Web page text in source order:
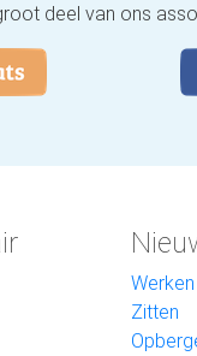
deel van ons
Werken
Zitten